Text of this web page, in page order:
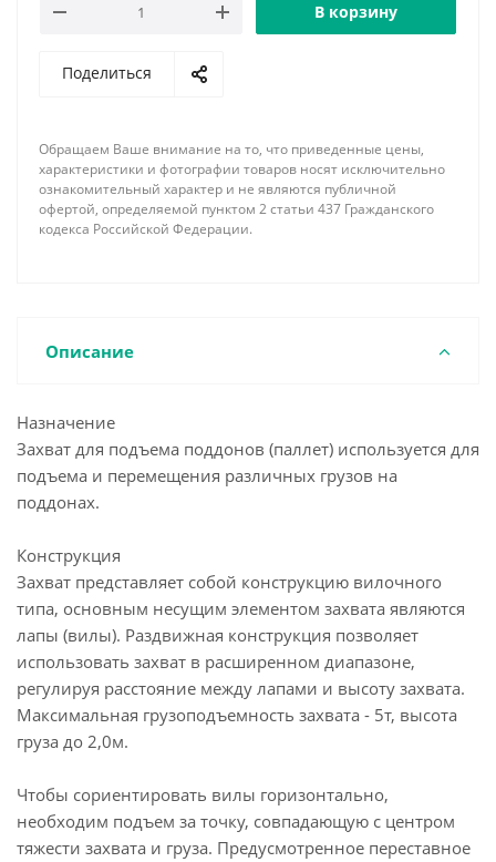
В корзину
Поделиться
Обращаем Ваше внимание на то, что приведенные цены,
характеристики и фотографии товаров носят исключительно
ознакомительный характер и не являются публичной
офертой, определяемой пунктом 2 статьи 437 Гражданского
кодекса Российской Федерации.
Описание
Назначение
Захват для подъема поддонов (паллет) используется для
подъема и перемещения различных грузов на
поддонах.
Конструкция
Захват представляет собой конструкцию вилочного
типа, основным несущим элементом захвата являются
лапы (вилы). Раздвижная конструкция позволяет
использовать захват в расширенном диапазоне,
регулируя расстояние между лапами и высоту захвата.
Максимальная грузоподъемность захвата - 5т, высота
груза до 2,0м.
Чтобы сориентировать вилы горизонтально,
необходим подъем за точку, совпадающую с центром
тяжести захвата и груза. Предусмотренное переставное